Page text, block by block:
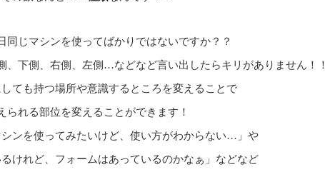
同じマシンを使ってばかりではないですか？？
、下側、右側、左側…などなど言い出したらキリがありません！！
ても持つ場所や意識するところを変えることで
られる部位を変えることができます！
ンを使ってみたいけど、使い方がわからない…」や
るけれど、フォームはあっているのかなぁ」などなど